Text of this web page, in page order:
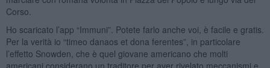
Corso.
Ho scaricato l’app “Immuni”. Potete farlo anche voi, è facile e gratis.
Per la verità io “timeo danaos et dona ferentes”, in particolare
l’effetto Snowden, che è quel giovane americano che molti
americani considerano un traditore per aver rivelato meccanismi e